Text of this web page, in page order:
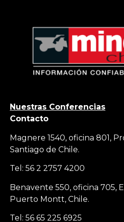
Nuestras Conferencias
Contacto
Magnere 1540, oficina 801,
Santiago de Chile.
Tel: 56 2 2757 4200
Benavente 550, oficina 705,
Puerto Montt, Chile.
Tel: 56 65 225 6925